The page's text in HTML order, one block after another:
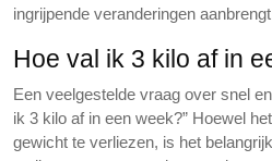
ingrijpende veranderingen
Hoe val ik 3 kilo af in
Een veelgestelde vraag over snel
ik 3 kilo af in een week?” Hoewel
gewicht te verliezen, is het